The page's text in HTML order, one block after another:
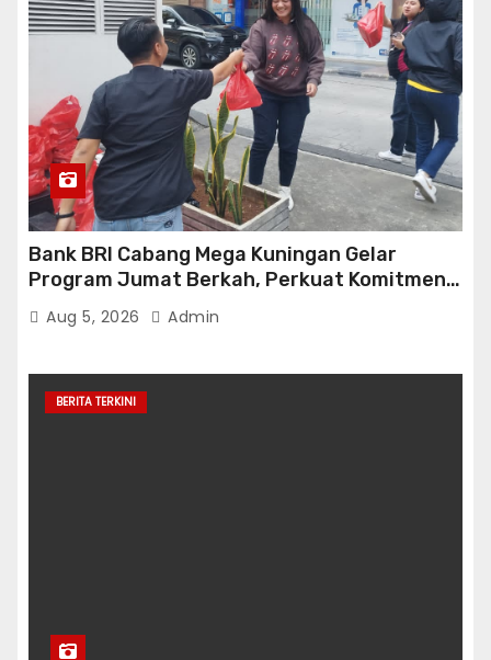
Bank BRI Cabang Mega Kuningan Gelar
Program Jumat Berkah, Perkuat Komitmen
untuk Saling Berbagai Kepada Masyarakat
Sekitar Kawasan Mega Kuningan
Aug 5, 2026 Admin
BERITA TERKINI